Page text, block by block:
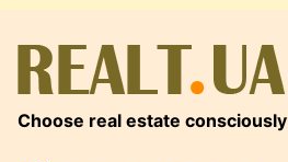
Choose real estate consciously